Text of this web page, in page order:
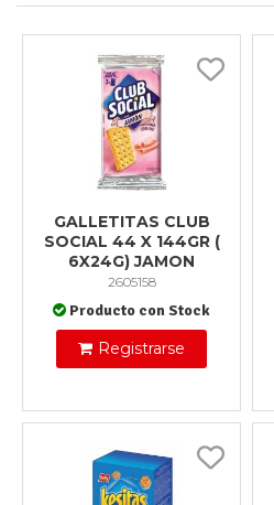
GALLETITAS CLUB
SOCIAL 44 X 144GR (
6X24G) JAMON
2605158
Producto con Stock
Registrarse